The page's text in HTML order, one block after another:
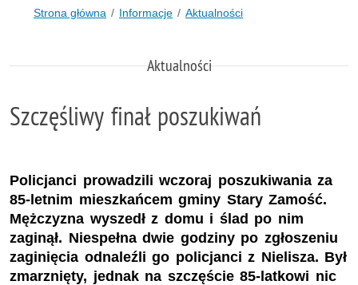
Strona główna Informacje Aktualności
Aktualności
Szczęśliwy finał poszukiwań
Policjanci prowadzili wczoraj poszukiwania za
85-letnim mieszkańcem gminy Stary Zamość.
Mężczyzna wyszedł z domu i ślad po nim
zaginął. Niespełna dwie godziny po zgłoszeniu
zaginięcia odnaleźli go policjanci z Nielisza. Był
zmarznięty, jednak na szczęście 85-latkowi nic